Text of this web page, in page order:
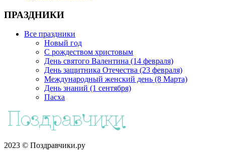
ПРАЗДНИКИ
Все праздники
Новый год
С рождеством христовым
День святого Валентина (14 февраля)
День защитника Отечества (23 февраля)
Международный женский день (8 Марта)
День знаний (1 сентября)
Пасха
2023 © Поздравчики.ру